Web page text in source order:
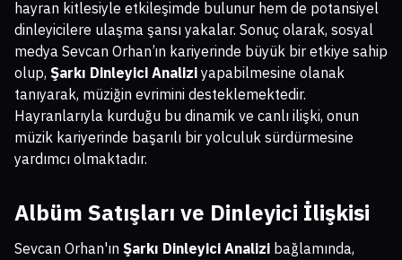
hayran kitlesiyle etkileşimde bulunur hem de potansiyel
dinleyicilere ulaşma şansı yakalar. Sonuç olarak, sosyal
medya Sevcan Orhan’ın kariyerinde büyük bir etkiye sahip
olup, Şarkı Dinleyici Analizi yapabilmesine olanak
tanıyarak, müziğin evrimini desteklemektedir.
Hayranlarıyla kurduğu bu dinamik ve canlı ilişki, onun
müzik kariyerinde başarılı bir yolculuk sürdürmesine
yardımcı olmaktadır.
Albüm Satışları ve Dinleyici İlişkisi
Sevcan Orhan'ın Şarkı Dinleyici Analizi bağlamında,